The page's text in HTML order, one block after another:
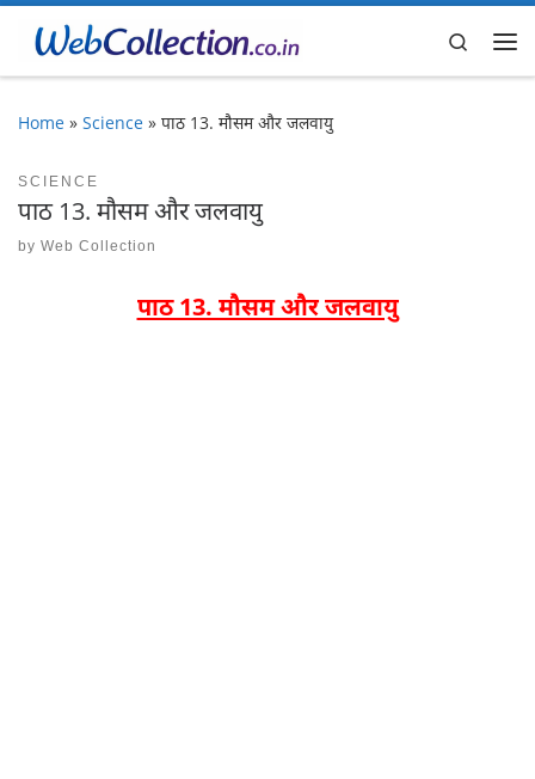
Skip to content
Search
Home » Science » पाठ 13. मौसम और जलवायु
SCIENCE
पाठ 13. मौसम और जलवायु
by Web Collection
पाठ 13. मौसम और जलवायु